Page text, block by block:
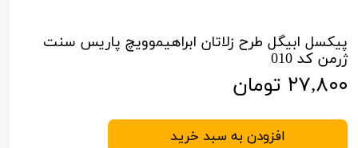
پیکسل ابیگل طرح زلاتان ابراهیموویچ پاریس سنت
ژرمن کد 010
۲۷,۸۰۰ تومان
افزودن به سبد خرید